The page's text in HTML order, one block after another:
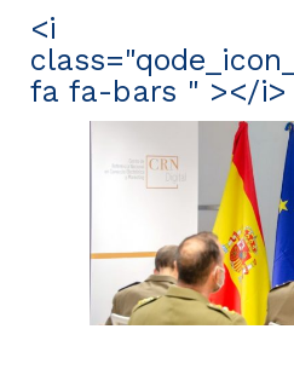
<i
fa fa-bars " ></i>